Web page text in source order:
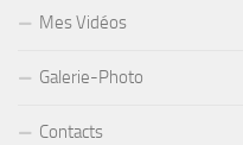
Mes Vidéos
Galerie-Photo
Contacts